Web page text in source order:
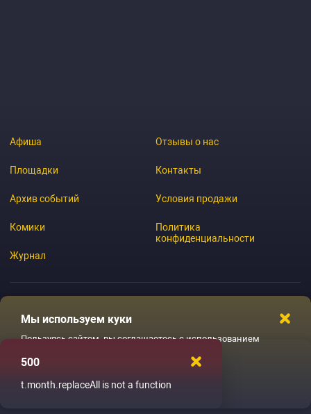
Афиша
Площадки
Архив событий
Комики
Журнал
Отзывы о нас
Контакты
Условия продажи
Политика
конфиденциальности
Мы используем куки
Пользуясь сайтом, вы соглашаетесь с использованием
Ладненько
500
t.month.replaceAll is not a function